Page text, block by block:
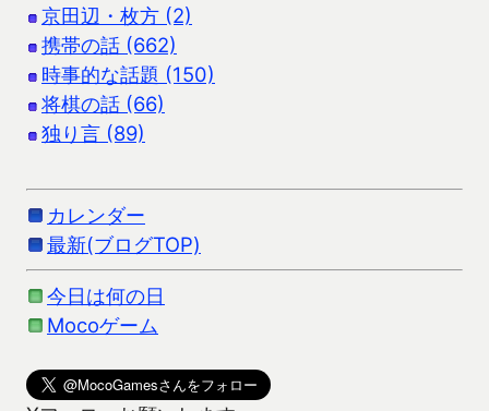
京田辺・枚方 (2)
携帯の話 (662)
時事的な話題 (150)
将棋の話 (66)
独り言 (89)
カレンダー
最新(ブログTOP)
今日は何の日
Mocoゲーム